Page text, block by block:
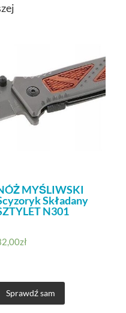
MYŚLIWSKI
Składany
N301
zł
Sprawdź sam